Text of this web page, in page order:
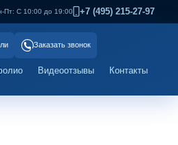
Пт: С 10:00 до 19:00 +7 (495) 215-27-97
Заказать звонок
Видеоотзывы Контакты